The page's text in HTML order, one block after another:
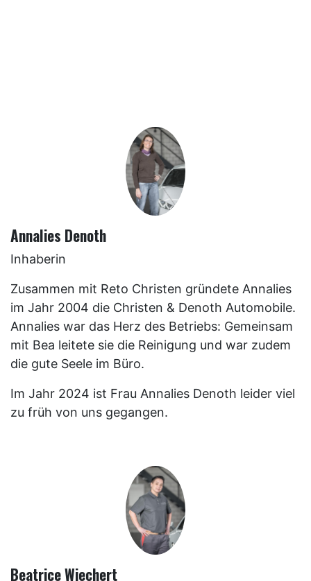
Annalies Denoth
Inhaberin
Zusammen mit Reto Christen gründete Annalies
im Jahr 2004 die Christen & Denoth Automobile.
Annalies war das Herz des Betriebs: Gemeinsam
mit Bea leitete sie die Reinigung und war zudem
die gute Seele im Büro.
Im Jahr 2024 ist Frau Annalies Denoth leider viel
zu früh von uns gegangen.
Beatrice Wiechert